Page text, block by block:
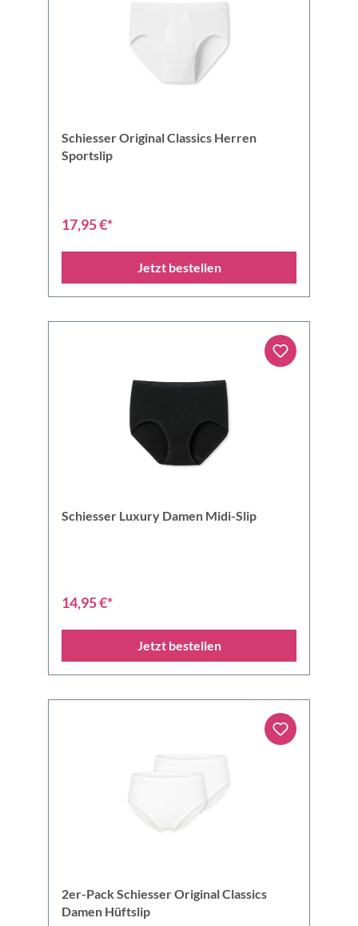
Schiesser Original Classics Herren
Sportslip
17,95 €*
Jetzt bestellen
Schiesser Luxury Damen Midi-Slip
14,95 €*
Jetzt bestellen
2er-Pack Schiesser Original Classics
Damen Hüftslip